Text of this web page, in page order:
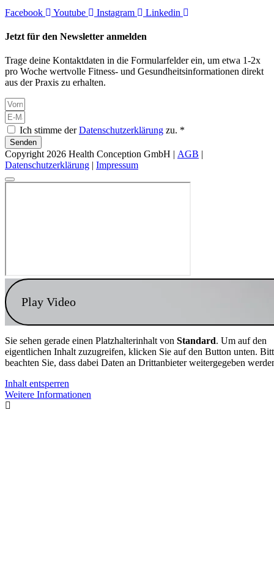
Facebook Youtube Instagram Linkedin
Jetzt für den Newsletter anmelden
Trage deine Kontaktdaten in die Formularfelder ein, um etwa 1-2x
pro Woche wertvolle Fitness- und Gesundheitsinformationen direkt
aus der Praxis zu erhalten.
Ich stimme derDatenschutzerklärung zu. *
Senden
Copyright 2026 Health Conception GmbH | AGB
Datenschutzerklärung
Impressum
Play Video
Sie sehen gerade einen Platzhalterinhalt von Standard. Um auf den
eigentlichen Inhalt zuzugreifen, klicken Sie auf den Button unten.
beachten Sie, dass dabei Daten an Drittanbieter weitergegeben
Inhalt entsperren
Weitere Informationen